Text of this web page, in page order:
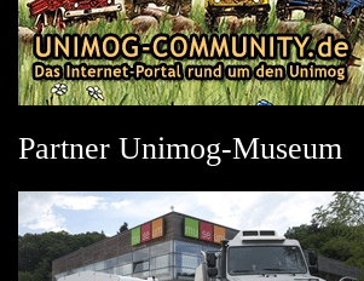
Partner Unimog-Museum